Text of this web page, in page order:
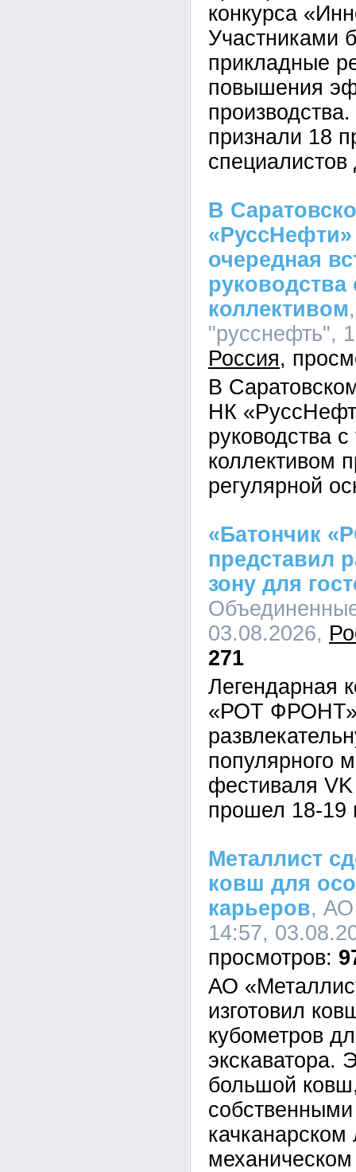
конкурса
Участниками
прикладные
повышения
признали 18
В
очередная
коллективом
"русснефть",
Россия
В
НК
руководства
коллективом
регулярной
«Батончик
представил
зону для
03.08.2026,
271
Легендарная
«РОТ ФРОНТ»
популярного
фестиваля
прошел 18-19
Металлист
ковш для
карьеров, АО
14:57,
АО
изготовил
кубометров
экскаватора.
большой
качканарском